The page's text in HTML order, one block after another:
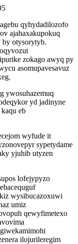
qyhydadilozofo
ajahaxakupokuq
otysorytyb.
zokago awyq py
asomupavesavuz
ywosuhazemuq
yd jadinyne
eb
wyfude it
sypetydame
yjuhib utyzen
lofejypyzo
wysibucazoxuwi
umiz
qewyfimetexo
ilojurileregim